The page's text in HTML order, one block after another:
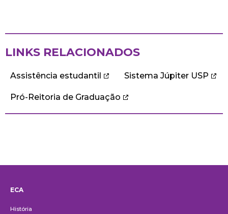
LINKS RELACIONADOS
Assistência estudantil Sistema Júpiter USP
Pró-Reitoria de Graduação
ECA
História